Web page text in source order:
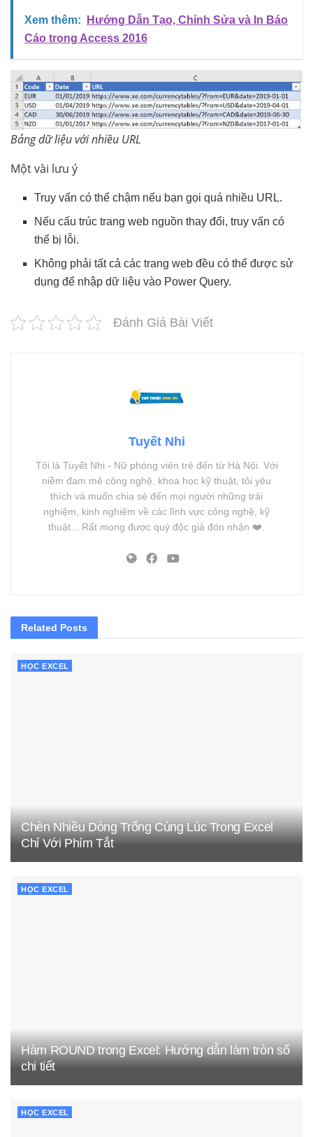
Xem thêm:
Hướng Dẫn Tạo, Chỉnh Sửa và In Báo
Cáo trong Access 2016
Bảng dữ liệu với nhiều URL
Một vài lưu ý
Truy vấn có thể chậm nếu bạn gọi quá nhiều URL.
Nếu cấu trúc trang web nguồn thay đổi, truy vấn có
thể bị lỗi.
Không phải tất cả các trang web đều có thể được sử
dụng để nhập dữ liệu vào Power Query.
Đánh Giá Bài Viết
Tuyết Nhi
Tôi là Tuyết Nhi - Nữ phóng viên trẻ đến từ Hà Nội. Với
niềm đam mê công nghệ, khoa học kỹ thuật, tôi yêu
thích và muốn chia sẻ đến mọi người những trải
nghiệm, kinh nghiệm về các lĩnh vực công nghệ, kỹ
thuật... Rất mong được quý độc giả đón nhận ❤️.
Related Posts
HỌC EXCEL
Chèn Nhiều Dòng Trống Cùng Lúc Trong Excel
Chỉ Với Phím Tắt
HỌC EXCEL
Hàm ROUND trong Excel: Hướng dẫn làm tròn số
chi tiết
HỌC EXCEL